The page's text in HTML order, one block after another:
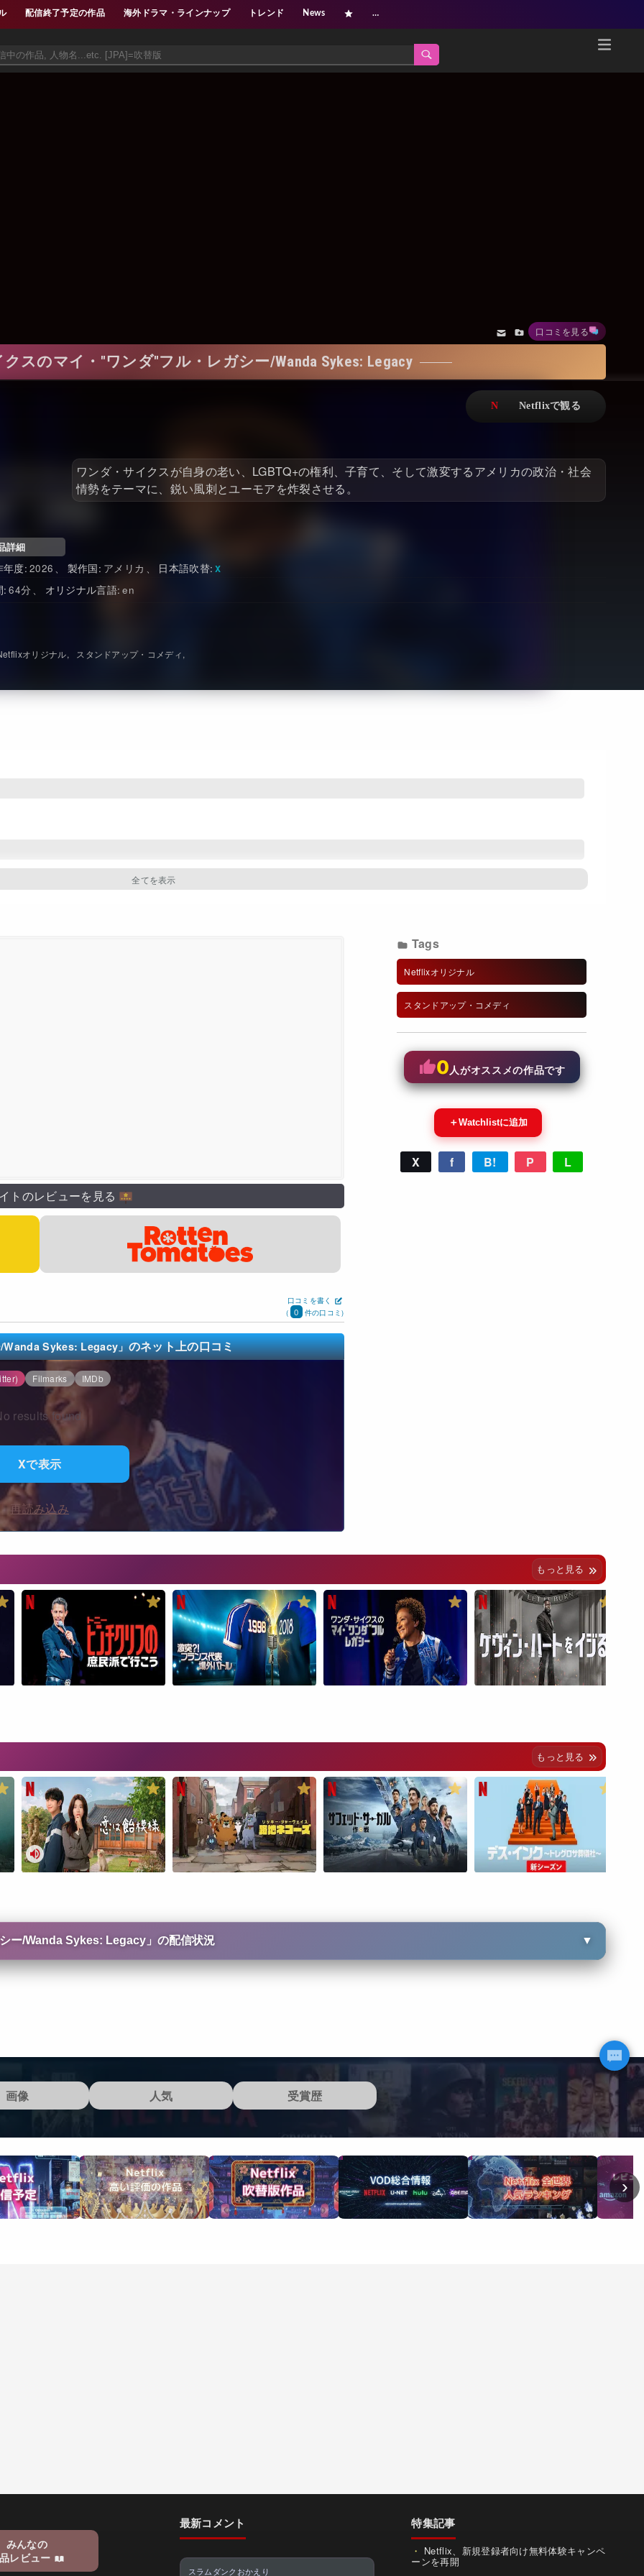
配信終了予定の作品 海外ドラマ・ラインナップ トレンド News …
Netflix新着作品
アジア映画
ドキュメンタリー
Netflixオリジナル作品
日本語吹替対応作品
その他の国のTV番組
Watchlistへ
Netflix 吹替版作品
Netflix 高い評価の海外作品
Netflixコース別料金プラン
口コミを見る
スのマイ・"ワンダ"フル・レガシー/Wanda Sykes: Legacy
ワンダ・サイクスが自身の老い、LGBTQ+の権利、子育て、そして激変するアメリカの政治・社会
情勢をテーマに、鋭い風刺とユーモアを炸裂させる。
詳細
年度 2026 製作国 アメリカ
日本語吹替
64 オリジナル言語 en
オリジナル スタンドアップ・コメディ
トのレビューを見る
口コミを書く
(
0 件の口コミ)
/Wanda Sykes: Legacy」のネット上の口コミ
Filmarks IMDb
results found.
Xで表示
再読み込み
Tags
Netflixオリジナル
スタンドアップ・コメディ
0人がオススメの作品です
＋Watchlistに追加
X f B! P L
もっと見る
もっと見る
ー/Wanda Sykes: Legacy」の配信状況 ▼
画像 人気 受賞歴
›
みんなの
レビュー
最新コメント
スラムダンクおかえり
特集記事
Netflix、新規登録者向け無料体験キャンペ
ーンを再開